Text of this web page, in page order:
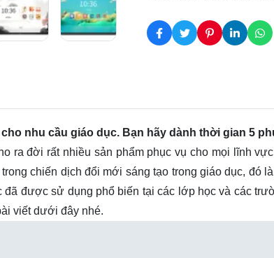
nhu cầu giáo dục. Bạn hãy dành thời gian 5
ra đời rất nhiều sản phẩm phục vụ cho mọi lĩnh
chiến dịch đổi mới sáng tạo trong giáo dục, đó
đã được sử dụng phổ biến tại các lớp học và các
viết dưới đây nhé.